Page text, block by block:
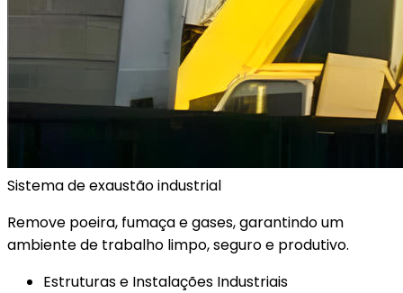
Sistemadeexaustãoindustrial
Remove poeira, fumaça e gases, garantindo um
ambiente de trabalho limpo, seguro e produtivo.
Estruturas e Instalações Industriais